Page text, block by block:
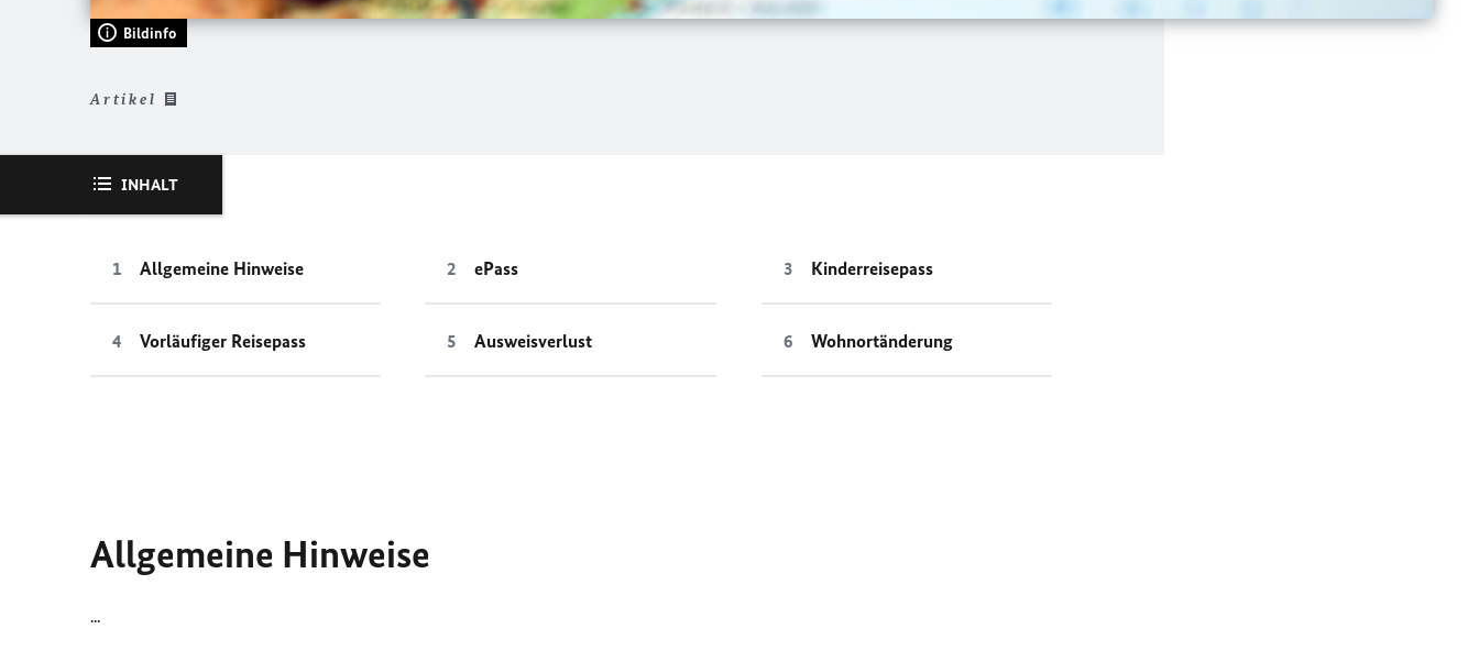
Bildinfo
Artikel
INHALT
Allgemeine Hinweise ePass Kinderreisepass
Vorläufiger Reisepass Ausweisverlust Wohnortänderung
Allgemeine Hinweise
...